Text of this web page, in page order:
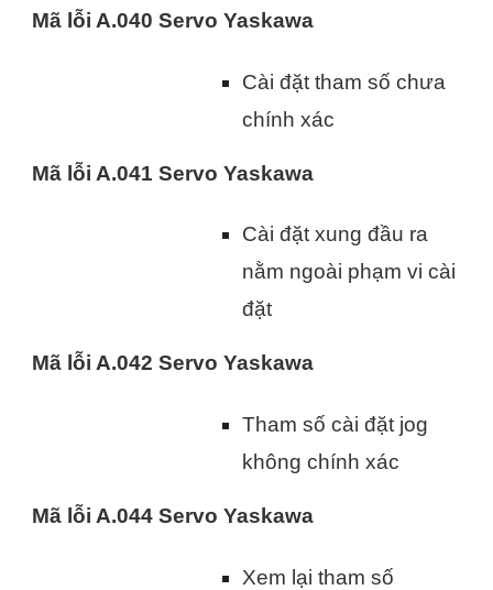
Mã lỗi A.040 Servo Yaskawa
Cài đặt tham số chưa
chính xác
Mã lỗi A.041 Servo Yaskawa
Cài đặt xung đầu ra
nằm ngoài phạm vi cài
đặt
Mã lỗi A.042 Servo Yaskawa
Tham số cài đặt jog
không chính xác
Mã lỗi A.044 Servo Yaskawa
Xem lại tham số